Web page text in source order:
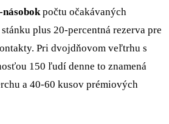
násobok počtu očakávaných
plus 20-percentná rezerva pre
Pri dvojdňovom veľtrhu s
150 ľudí denne to znamená
a 40-60 kusov prémiových